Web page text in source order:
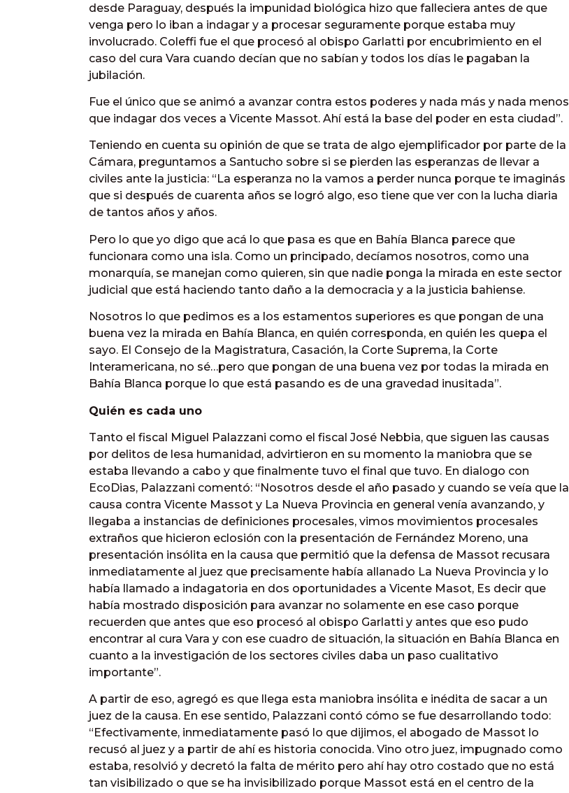
desde Paraguay, después la impunidad biológica hizo que falleciera antes de que
venga pero lo iban a indagar y a procesar seguramente porque estaba muy
involucrado. Coleffi fue el que procesó al obispo Garlatti por encubrimiento en el
caso del cura Vara cuando decían que no sabían y todos los días le pagaban la
jubilación.
Fue el único que se animó a avanzar contra estos poderes y nada más y nada menos
que indagar dos veces a Vicente Massot. Ahí está la base del poder en esta ciudad”.
Teniendo en cuenta su opinión de que se trata de algo ejemplificador por parte de la
Cámara, preguntamos a Santucho sobre si se pierden las esperanzas de llevar a
civiles ante la justicia: “La esperanza no la vamos a perder nunca porque te imaginás
que si después de cuarenta años se logró algo, eso tiene que ver con la lucha diaria
de tantos años y años.
Pero lo que yo digo que acá lo que pasa es que en Bahía Blanca parece que
funcionara como una isla. Como un principado, decíamos nosotros, como una
monarquía, se manejan como quieren, sin que nadie ponga la mirada en este sector
judicial que está haciendo tanto daño a la democracia y a la justicia bahiense.
Nosotros lo que pedimos es a los estamentos superiores es que pongan de una
buena vez la mirada en Bahía Blanca, en quién corresponda, en quién les quepa el
sayo. El Consejo de la Magistratura, Casación, la Corte Suprema, la Corte
Interamericana, no sé…pero que pongan de una buena vez por todas la mirada en
Bahía Blanca porque lo que está pasando es de una gravedad inusitada”.
Quién es cada uno
Tanto el fiscal Miguel Palazzani como el fiscal José Nebbia, que siguen las causas
por delitos de lesa humanidad, advirtieron en su momento la maniobra que se
estaba llevando a cabo y que finalmente tuvo el final que tuvo. En dialogo con
EcoDias, Palazzani comentó: “Nosotros desde el año pasado y cuando se veía que la
causa contra Vicente Massot y La Nueva Provincia en general venía avanzando, y
llegaba a instancias de definiciones procesales, vimos movimientos procesales
extraños que hicieron eclosión con la presentación de Fernández Moreno, una
presentación insólita en la causa que permitió que la defensa de Massot recusara
inmediatamente al juez que precisamente había allanado La Nueva Provincia y lo
había llamado a indagatoria en dos oportunidades a Vicente Masot, Es decir que
había mostrado disposición para avanzar no solamente en ese caso porque
recuerden que antes que eso procesó al obispo Garlatti y antes que eso pudo
encontrar al cura Vara y con ese cuadro de situación, la situación en Bahía Blanca en
cuanto a la investigación de los sectores civiles daba un paso cualitativo
importante”.
A partir de eso, agregó es que llega esta maniobra insólita e inédita de sacar a un
juez de la causa. En ese sentido, Palazzani contó cómo se fue desarrollando todo:
“Efectivamente, inmediatamente pasó lo que dijimos, el abogado de Massot lo
recusó al juez y a partir de ahí es historia conocida. Vino otro juez, impugnado como
estaba, resolvió y decretó la falta de mérito pero ahí hay otro costado que no está
tan visibilizado o que se ha invisibilizado porque Massot está en el centro de la